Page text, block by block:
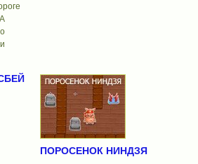
ПОРОСЕНОК НИНДЗЯ